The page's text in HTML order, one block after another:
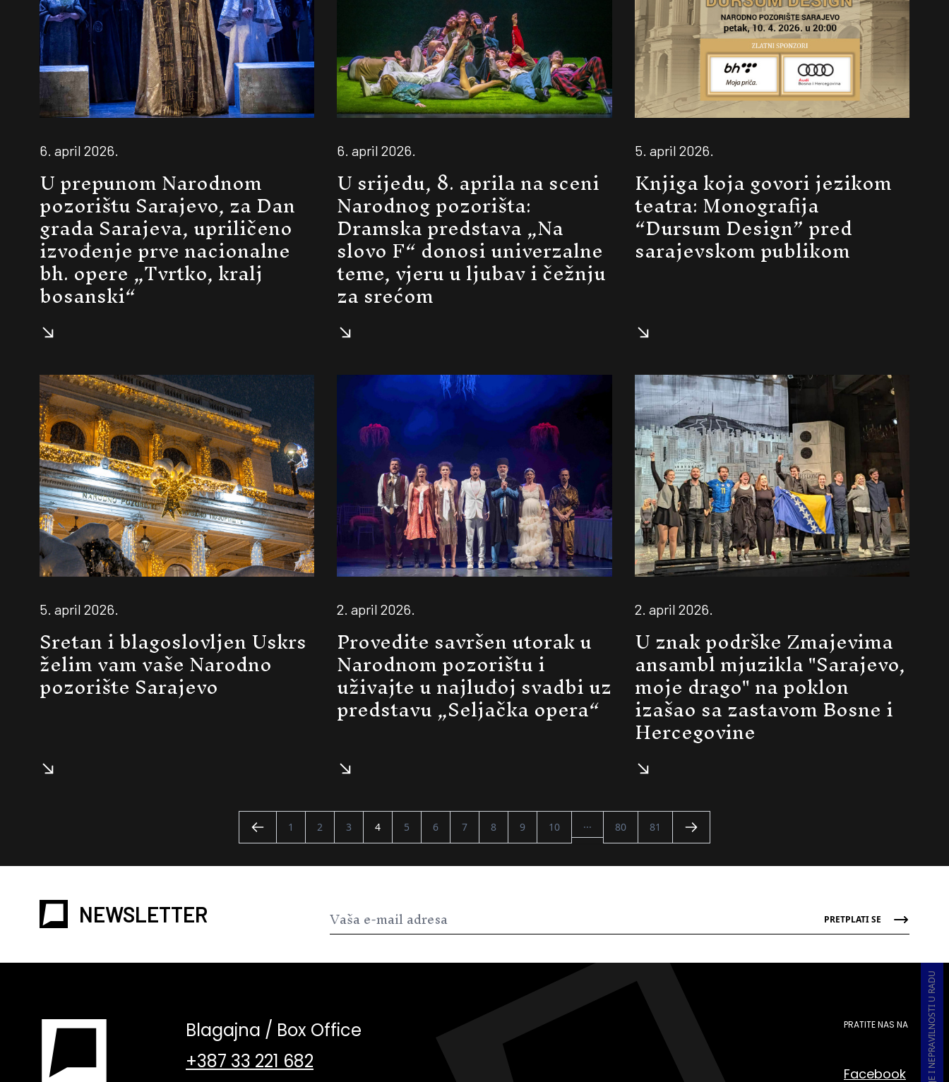
6. april 2026.
U prepunom Narodnom
pozorištu Sarajevo, za Dan
grada Sarajeva, upriličeno
izvođenje prve nacionalne
bh. opere „Tvrtko, kralj
bosanski“
6. april 2026.
U srijedu, 8. aprila na sceni
Narodnog pozorišta:
Dramska predstava „Na
slovo F“ donosi univerzalne
teme, vjeru u ljubav i čežnju
za srećom
5. april 2026.
Knjiga koja govori jezikom
teatra: Monografija
“Dursum Design” pred
sarajevskom publikom
5. april 2026.
Sretan i blagoslovljen Uskrs
želim vam vaše Narodno
pozorište Sarajevo
2. april 2026.
Provedite savršen utorak u
Narodnom pozorištu i
uživajte u najluđoj svadbi uz
predstavu „Seljačka opera“
2. april 2026.
U znak podrške Zmajevima
ansambl mjuzikla "Sarajevo,
moje drago" na poklon
izašao sa zastavom Bosne i
Hercegovine
1 2 3 4 5 6 7 8 9 10 ... 80 81
NEWSLETTER PRETPLATI SE
Blagajna / Box Office
+387 33 221 682
PRATITE NAS NA
Facebook